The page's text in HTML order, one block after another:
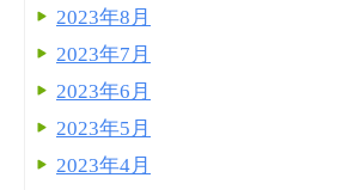
2023年8月
2023年7月
2023年6月
2023年5月
2023年4月